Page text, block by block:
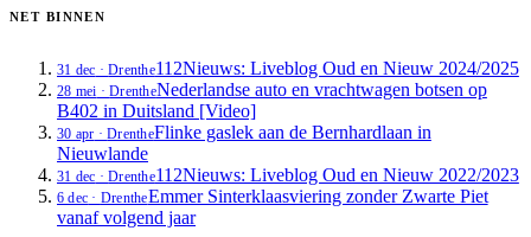
NET BINNEN
31 dec ·Drenthe112Nieuws: Liveblog Oud en Nieuw 2024/2025
28 mei ·DrentheNederlandse auto en vrachtwagen botsen op
B402 in Duitsland [Video]
30 apr ·DrentheFlinke gaslek aan de Bernhardlaan in
Nieuwlande
31 dec ·Drenthe112Nieuws: Liveblog Oud en Nieuw 2022/2023
6 dec · DrentheEmmer Sinterklaasviering zonder Zwarte Piet
vanaf volgend jaar